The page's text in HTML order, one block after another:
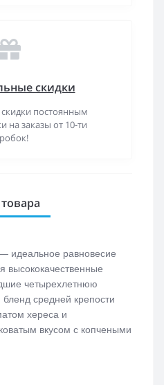
скидки
постоянным
на заказы от 10-ти
идеальное равновесие
высококачественные
четырехлетнюю
средней крепости
хереса и
вкусом с копчеными